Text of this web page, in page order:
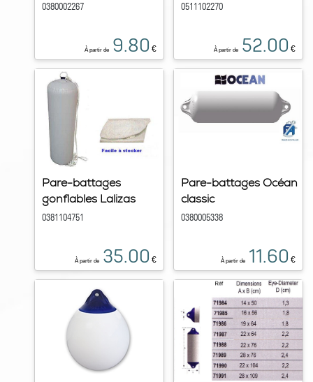
0380002267
À partir de 9.80 €
0511102270
À partir de 52.00 €
Pare-battages
gonflables Lalizas
0381104751
À partir de 35.00 €
Pare-battages Océan
classic
0380005338
À partir de 11.60 €